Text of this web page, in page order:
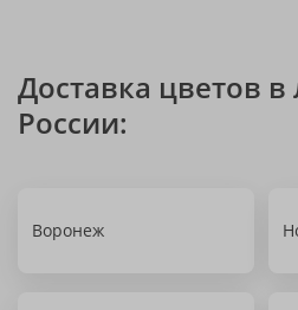
Доставка цветов
России:
Воронеж